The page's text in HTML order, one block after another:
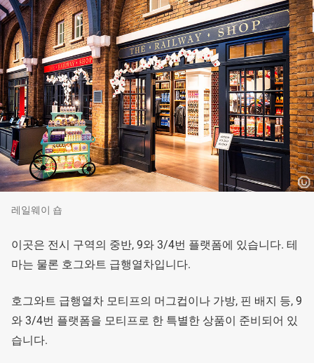
레일웨이 숍
이곳은 전시 구역의 중반, 9와 3/4번 플랫폼에 있습니다. 테
마는 물론 호그와트 급행열차입니다.
호그와트 급행열차 모티프의 머그컵이나 가방, 핀 배지 등, 9
와 3/4번 플랫폼을 모티프로 한 특별한 상품이 준비되어 있
습니다.